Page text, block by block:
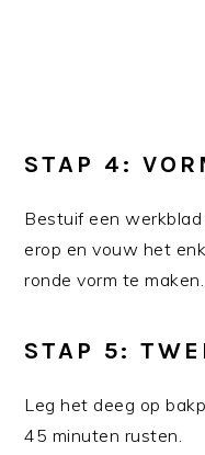
STAP 4:
Bestuif een
erop en vouw het
ronde vorm te
STAP 5:
Leg het deeg op
45 minuten rusten.